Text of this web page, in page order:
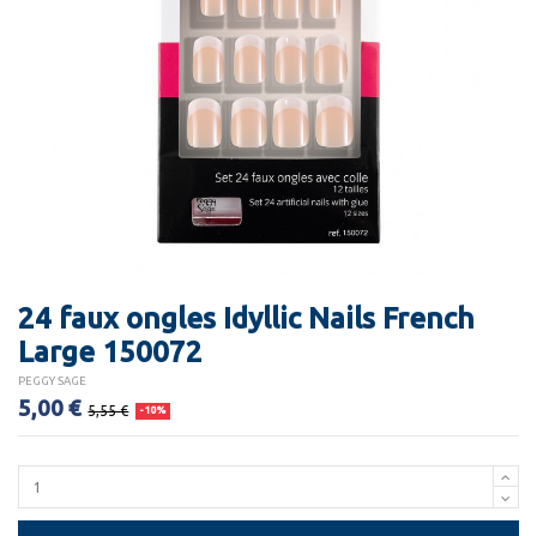
24 faux ongles Idyllic Nails French
Large 150072
PEGGY SAGE
5,00 € 5,55 € -10%